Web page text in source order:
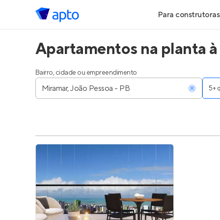
Para construtoras
Geração de
Geração de
Parcerias
Anunciar
Apartamentos na planta
Bairro, cidade ou empreendimento